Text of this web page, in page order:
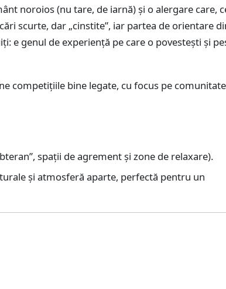
noroios (nu tare, de iarnă) și o alergare care,
scurte, dar „cinstite”, iar partea de orientare
e genul de experiență pe care o povestești și
competițiile bine legate, cu focus pe
spații de agrement și zone de relaxare).
și atmosferă aparte, perfectă pentru un